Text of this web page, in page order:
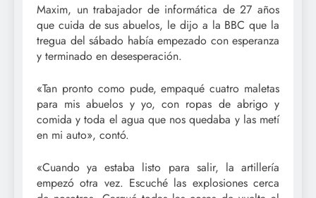
Maxim, un trabajador de informática de 27 años
que cuida de sus abuelos, le dijo a la BBC que la
tregua del sábado había empezado con esperanza
y terminado en desesperación.
«Tan pronto como pude, empaqué cuatro maletas
para mis abuelos y yo, con ropas de abrigo y
comida y toda el agua que nos quedaba y las metí
en mi auto», contó.
«Cuando ya estaba listo para salir, la artillería
empezó otra vez. Escuché las explosiones cerca